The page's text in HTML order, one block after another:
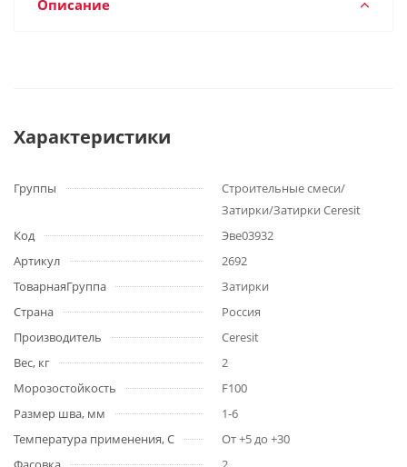
Описание
Характеристики
Группы
Строительные смеси/
Затирки/Затирки Ceresit
Код
Эве03932
Артикул
2692
ТоварнаяГруппа
Затирки
Страна
Россия
Производитель
Ceresit
Вес, кг
2
Морозостойкость
F100
Размер шва, мм
1-6
Температура применения, С
От +5 до +30